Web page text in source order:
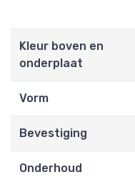
Kleur boven en
onderplaat
Vorm
Bevestiging
Onderhoud